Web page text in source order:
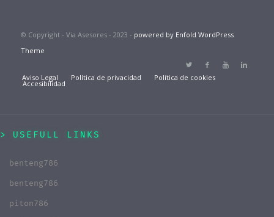
© Copyright - Via Asesores - 2023 - powered by Enfold WordPress
Theme
Aviso Legal Política de privacidad Política de cookies
Accesibilidad
USEFULL LINKS
benteng786
benteng786
piton786